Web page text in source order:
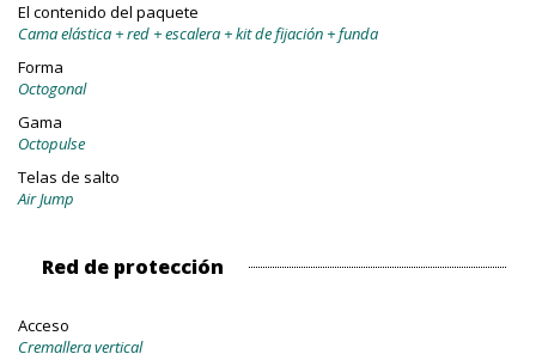
El contenido del paquete
Cama elástica + red + escalera + kit de fijación + funda
Forma
Octogonal
Gama
Octopulse
Telas de salto
Air Jump
Red de protección
Acceso
Cremallera vertical